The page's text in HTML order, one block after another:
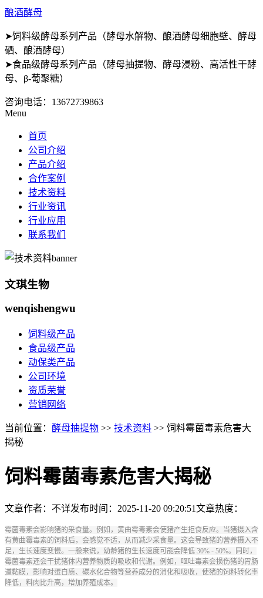
酿酒酵母
➤饲料级酵母系列产品（酵母水解物、酿酒酵母细胞壁、酵母
硒、酿酒酵母）
➤食品级酵母系列产品（酵母抽提物、酵母浸粉、高活性干酵
母、β-葡聚糖）
咨询电话： 13672739863
Menu
首页
公司介绍
产品介绍
合作案例
技术资料
行业资讯
行业应用
联系我们
文琪生物
wenqishengwu
饲料级产品
食品级产品
动保类产品
公司环境
资质荣誉
营销网络
当前位置： 酵母抽提物 >> 技术资料 >> 饲料霉菌毒素危害大
揭秘
饲料霉菌毒素危害大揭秘
文章作者：不详发布时间： 2025-11-20 09:20:51文章热度：
霉菌毒素会影响猪的采食量。例如，黄曲霉毒素会使猪产生拒食反应。当猪摄入含
有黄曲霉毒素的饲料后，会感觉不适，从而减少采食量。这会导致猪的营养摄入不
足，生长速度变慢。一般来说，幼龄猪的生长速度可能会降低 30% - 50%。同时，
霉菌毒素还会干扰猪体内营养物质的吸收和代谢。例如，呕吐毒素会损伤猪的胃肠
道黏膜，影响对蛋白质、碳水化合物等营养成分的消化和吸收，使猪的饲料转化率
降低，料肉比升高，增加养殖成本。